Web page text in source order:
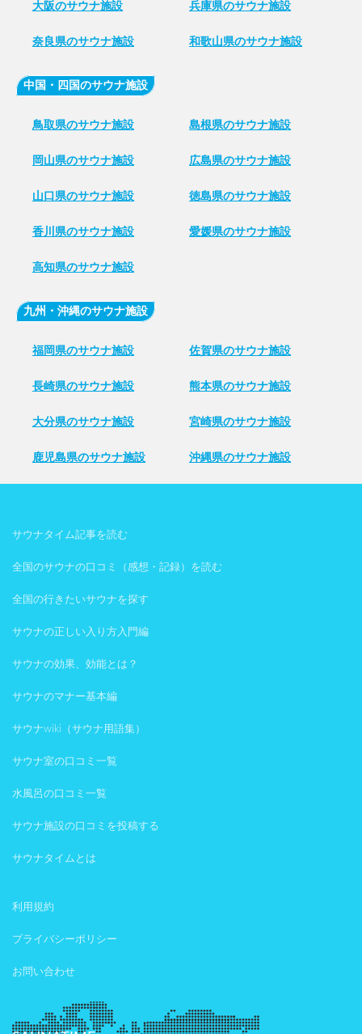
大阪のサウナ施設 兵庫県のサウナ施設
奈良県のサウナ施設 和歌山県のサウナ施設
中国・四国のサウナ施設
鳥取県のサウナ施設 島根県のサウナ施設
岡山県のサウナ施設 広島県のサウナ施設
山口県のサウナ施設 徳島県のサウナ施設
香川県のサウナ施設 愛媛県のサウナ施設
高知県のサウナ施設
九州・沖縄のサウナ施設
福岡県のサウナ施設 佐賀県のサウナ施設
長崎県のサウナ施設 熊本県のサウナ施設
大分県のサウナ施設 宮崎県のサウナ施設
鹿児島県のサウナ施設 沖縄県のサウナ施設
サウナタイム記事を読む
全国のサウナの口コミ（感想・記録）を読む
全国の行きたいサウナを探す
サウナの正しい入り方入門編
サウナの効果、効能とは？
サウナのマナー基本編
サウナwiki（サウナ用語集）
サウナ室の口コミ一覧
水風呂の口コミ一覧
サウナ施設の口コミを投稿する
サウナタイムとは
利用規約
プライバシーポリシー
お問い合わせ